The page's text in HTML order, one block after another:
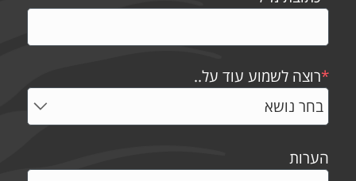
*רוצה לשמוע עוד על..
הערות